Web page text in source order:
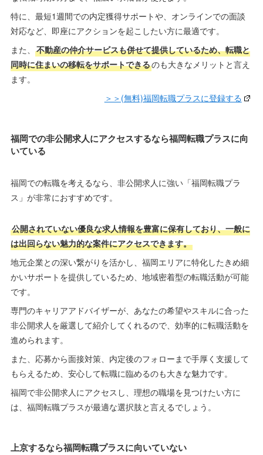
特に、最短1週間での内定獲得サポートや、オンラインでの面談
対応など、即座にアクションを起こしたい方に最適です。
また、 不動産の仲介サービスも併せて提供しているため、転職と
同時に住まいの移転をサポートできるのも大きなメリットと言え
ます。
＞＞(無料)福岡転職プラスに登録する
福岡での非公開求人にアクセスするなら福岡転職プラスに向
いている
福岡での転職を考えるなら、非公開求人に強い「福岡転職プラ
ス」が非常におすすめです。
公開されていない優良な求人情報を豊富に保有しており、一般に
は出回らない魅力的な案件にアクセスできます。
地元企業との深い繋がりを活かし、福岡エリアに特化したきめ細
かいサポートを提供しているため、地域密着型の転職活動が可能
です。
専門のキャリアアドバイザーが、あなたの希望やスキルに合った
非公開求人を厳選して紹介してくれるので、効率的に転職活動を
進められます。
また、応募から面接対策、内定後のフォローまで手厚く支援して
もらえるため、安心して転職に臨めるのも大きな魅力です。
福岡で非公開求人にアクセスし、理想の職場を見つけたい方に
は、福岡転職プラスが最適な選択肢と言えるでしょう。
上京するなら福岡転職プラスに向いていない